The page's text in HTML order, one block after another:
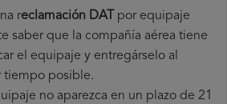
reclamación DAT por equipaje
saber que la compañía aérea tiene
el equipaje y entregárselo al
tiempo posible.
no aparezca en un plazo de 21